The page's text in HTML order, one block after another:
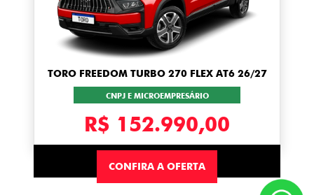
TORO FREEDOM TURBO 270 FLEX AT6 26/27
CNPJ E MICROEMPRESÁRIO
R$ 152.990,00
CONFIRA A OFERTA